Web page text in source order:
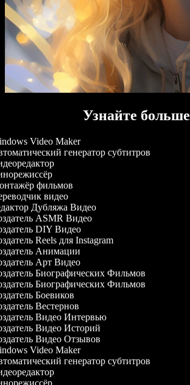
Узнайте больше
Video Maker
генератор субтитров
фильмов
видео
Дубляжа Видео
ASMR Видео
DIY Видео
Reels для Instagram
Анимации
Арт Видео
Биографических Фильмов
Биографических Фильмов
Боевиков
Вестернов
Видео Интервью
Видео Историй
Видео Отзывов
Video Maker
генератор субтитров